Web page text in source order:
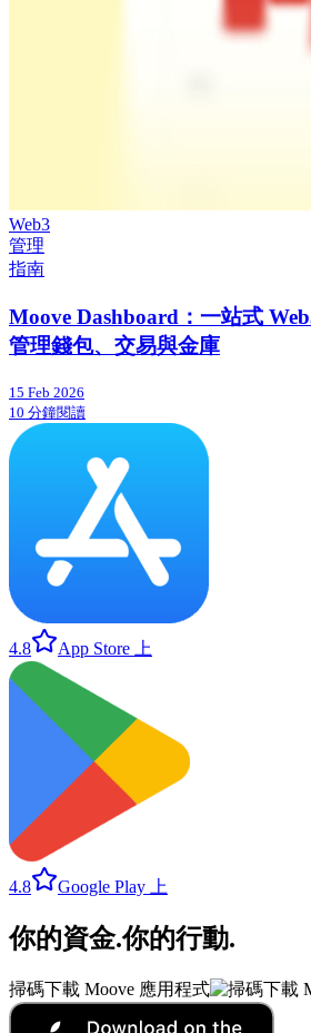
Web3
管理
指南
Moove Dashboard：一站式
管理錢包、交易與金庫
15 Feb 2026
10 分鐘閱讀
4.8 App Store 上
4.8 Google Play 上
你的資金.你的行動.
掃碼下載 Moove 應用程式